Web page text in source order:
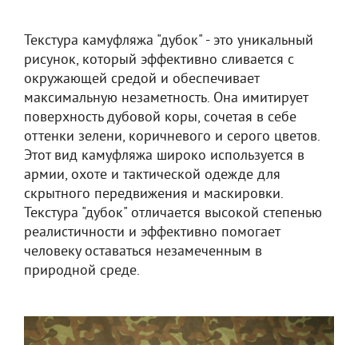
Текстура камуфляжа "дубок" - это уникальный
рисунок, который эффективно сливается с
окружающей средой и обеспечивает
максимальную незаметность. Она имитирует
поверхность дубовой коры, сочетая в себе
оттенки зелени, коричневого и серого цветов.
Этот вид камуфляжа широко используется в
армии, охоте и тактической одежде для
скрытного передвижения и маскировки.
Текстура "дубок" отличается высокой степенью
реалистичности и эффективно помогает
человеку оставаться незамеченным в
природной среде.